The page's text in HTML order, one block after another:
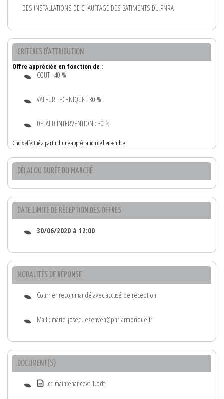
DES INSTALLATIONS DE CHAUFFAGE DES BATIMENTS DU PNRA
CRITÈRES D'ATTRIBUTION
Offre appréciée en fonction de :
COUT : 40 %
VALEUR TECHNIQUE : 30 %
DELAI D'INTERVENTION : 30 %
Choix effectué à partir d'une appréciation de l'ensemble
DÉLAI OU DURÉE DU MARCHÉ
DATE LIMITE DE RÉCEPTION DES OFFRES
30/06/2020 à 12:00
MODALITÉS DE RÉPONSE
Courrier recommandé avec accusé de réception
Mail : marie-josee.lezenven@pnr-armorique.fr
DOCUMENT(S)
cc-maintenancevf-1.pdf